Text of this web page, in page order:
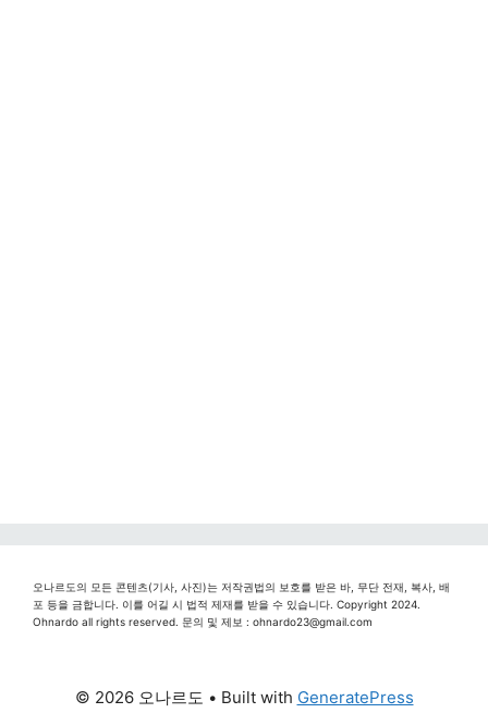
오나르도의 모든 콘텐츠(기사, 사진)는 저작권법의 보호를 받은 바, 무단 전재, 복사, 배
포 등을 금합니다. 이를 어길 시 법적 제재를 받을 수 있습니다. Copyright 2024.
Ohnardo all rights reserved. 문의 및 제보 : ohnardo23@gmail.com
© 2026 오나르도 • Built with GeneratePress